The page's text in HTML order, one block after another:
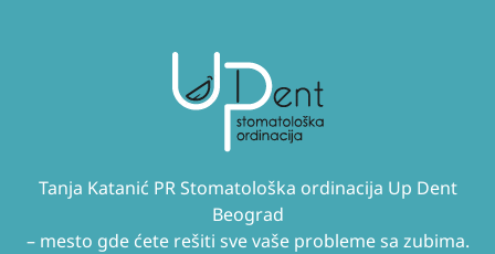
Tanja Katanić PR Stomatološka ordinacija Up Dent
Beograd
– mesto gde ćete rešiti sve vaše probleme sa zubima.